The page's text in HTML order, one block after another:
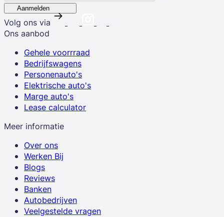
Aanmelden
Volg ons via
Ons aanbod
Gehele voorrraad
Bedrijfswagens
Personenauto's
Elektrische auto's
Marge auto's
Lease calculator
Meer informatie
Over ons
Werken Bij
Blogs
Reviews
Banken
Autobedrijven
Veelgestelde vragen